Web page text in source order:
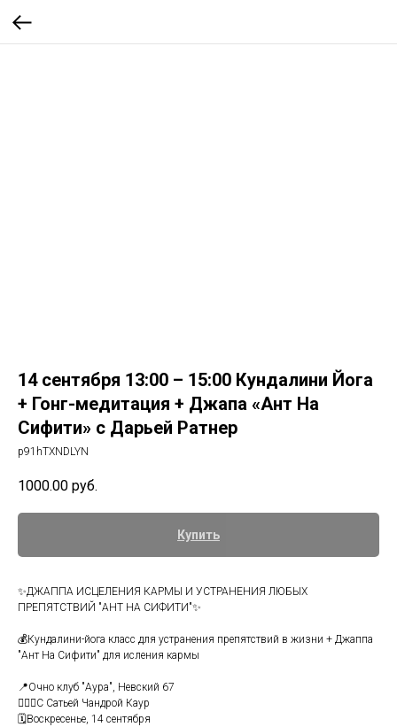
14 сентября 13:00 – 15:00 Кундалини Йога
+ Гонг-медитация + Джапа «Ант На
Сифити» с Дарьей Ратнер
p91hTXNDLYN
1000.00 руб.
Купить
✨ДЖАППА ИСЦЕЛЕНИЯ КАРМЫ И УСТРАНЕНИЯ ЛЮБЫХ
ПРЕПЯТСТВИЙ "АНТ НА СИФИТИ"✨
💰Кундалини-йога класс для устранения препятствий в жизни + Джаппа
"Ант На Сифити" для исления кармы
📍Очно клуб "Аура", Невский 67
👳🏼‍♀️С Сатьей Чандрой Каур
🗓️Воскресенье, 14 сентября